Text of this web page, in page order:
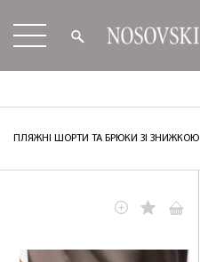
ПЛЯЖНІ ШОРТИ ТА БРЮКИ ЗІ ЗНИЖКОЮ